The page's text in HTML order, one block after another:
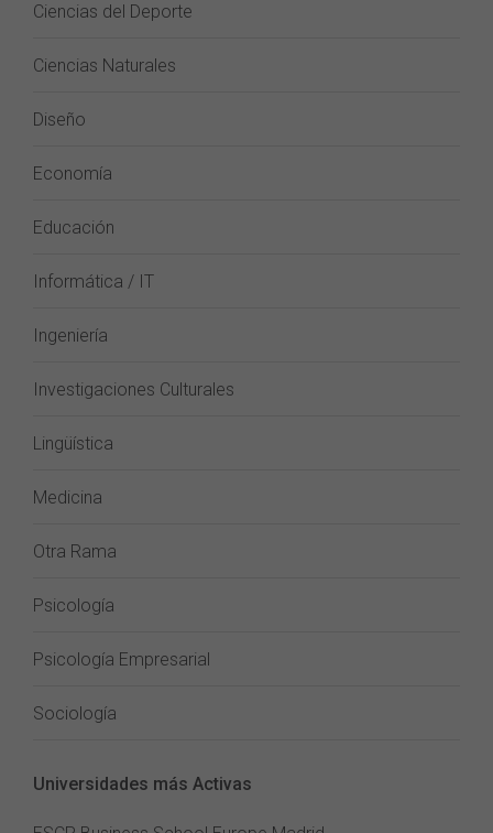
Ciencias del Deporte
Ciencias Naturales
Diseño
Economía
Educación
Informática / IT
Ingeniería
Investigaciones Culturales
Lingüística
Medicina
Otra Rama
Psicología
Psicología Empresarial
Sociología
Universidades más Activas